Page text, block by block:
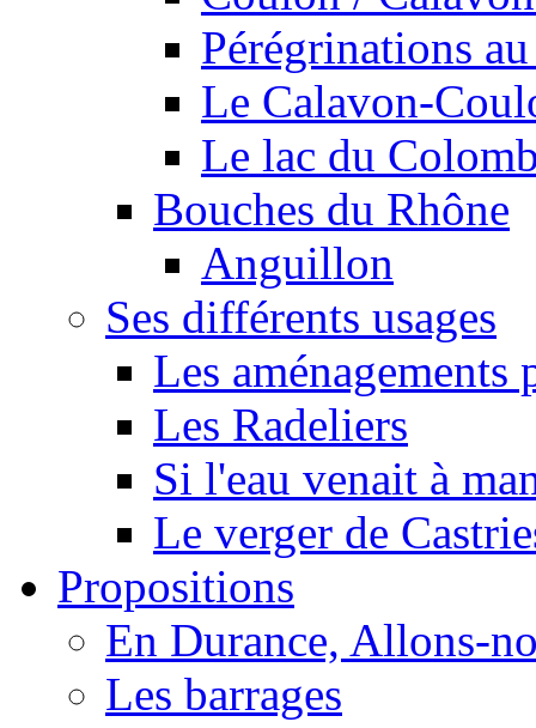
Pérégrinations
Le Calavon-
Le lac du
Bouches du Rhône
Anguillon
Ses différents usages
Les
Les Radeliers
Si l'eau venait à
Le verger de
Propositions
En Durance, Allons-
Les barrages